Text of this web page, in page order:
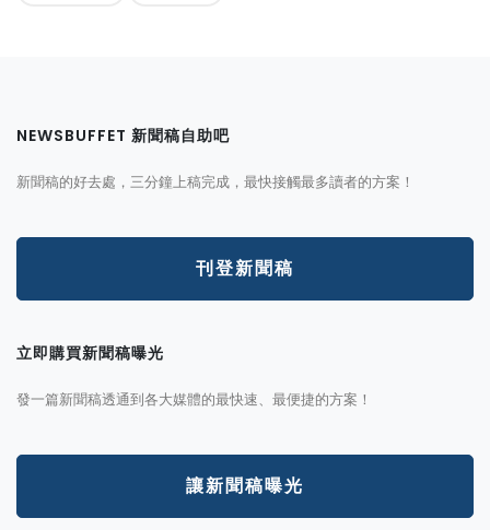
NEWSBUFFET 新聞稿自助吧
新聞稿的好去處，三分鐘上稿完成，最快接觸最多讀者的方案！
刊登新聞稿
立即購買新聞稿曝光
發一篇新聞稿透通到各大媒體的最快速、最便捷的方案！
讓新聞稿曝光